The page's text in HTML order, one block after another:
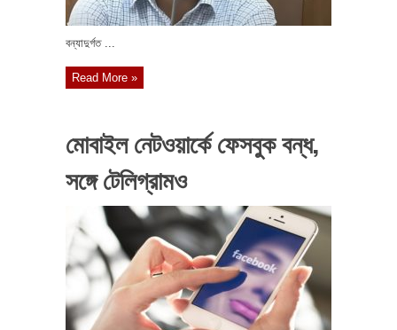
বন্যাদুর্গত ...
Read More »
মোবাইল নেটওয়ার্কে ফেসবুক বন্ধ,
সঙ্গে টেলিগ্রামও